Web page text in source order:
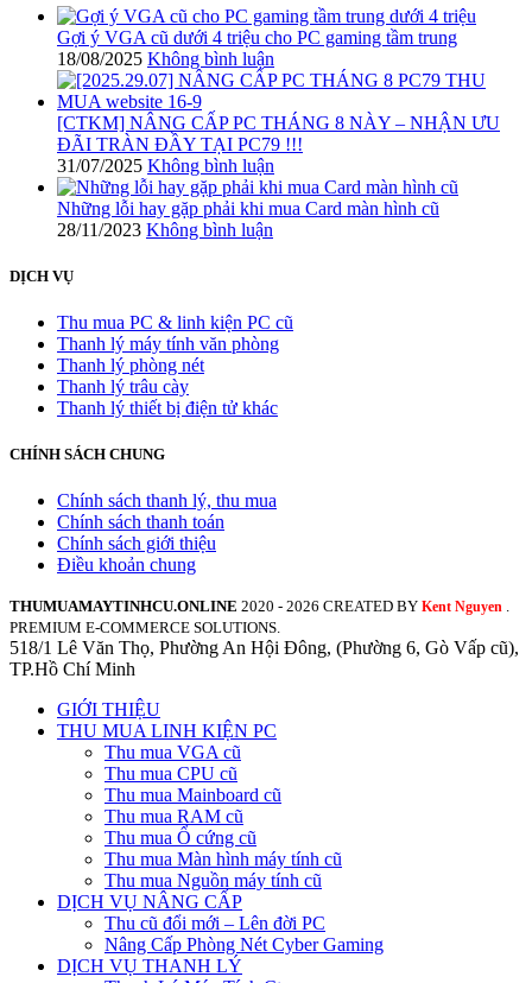
Gợi ý VGA cũ dưới 4 triệu cho PC gaming tầm trung
18/08/2025 Không bình luận
[CTKM] NÂNG CẤP PC THÁNG 8 NÀY – NHẬN ƯU
ĐÃI TRÀN ĐẦY TẠI PC79 !!!
31/07/2025 Không bình luận
Những lỗi hay gặp phải khi mua Card màn hình cũ
28/11/2023 Không bình luận
DỊCH VỤ
Thu mua PC & linh kiện PC cũ
Thanh lý máy tính văn phòng
Thanh lý phòng nét
Thanh lý trâu cày
Thanh lý thiết bị điện tử khác
CHÍNH SÁCH CHUNG
Chính sách thanh lý, thu mua
Chính sách thanh toán
Chính sách giới thiệu
Điều khoản chung
THUMUAMAYTINHCU.ONLINE 2020 - 2026 CREATED BY Kent Nguyen .
PREMIUM E-COMMERCE SOLUTIONS.
518/1 Lê Văn Thọ, Phường An Hội Đông, (Phường 6, Gò Vấp cũ),
TP.Hồ Chí Minh
GIỚI THIỆU
THU MUA LINH KIỆN PC
Thu mua VGA cũ
Thu mua CPU cũ
Thu mua Mainboard cũ
Thu mua RAM cũ
Thu mua Ổ cứng cũ
Thu mua Màn hình máy tính cũ
Thu mua Nguồn máy tính cũ
DỊCH VỤ NÂNG CẤP
Thu cũ đổi mới – Lên đời PC
Nâng Cấp Phòng Nét Cyber Gaming
DỊCH VỤ THANH LÝ